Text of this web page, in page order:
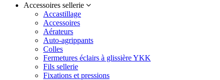
Accessoires sellerie
Accastillage
Accessoires
Aérateurs
Auto-agrippants
Colles
Fermetures éclairs à glissière YKK
Fils sellerie
Fixations et pressions